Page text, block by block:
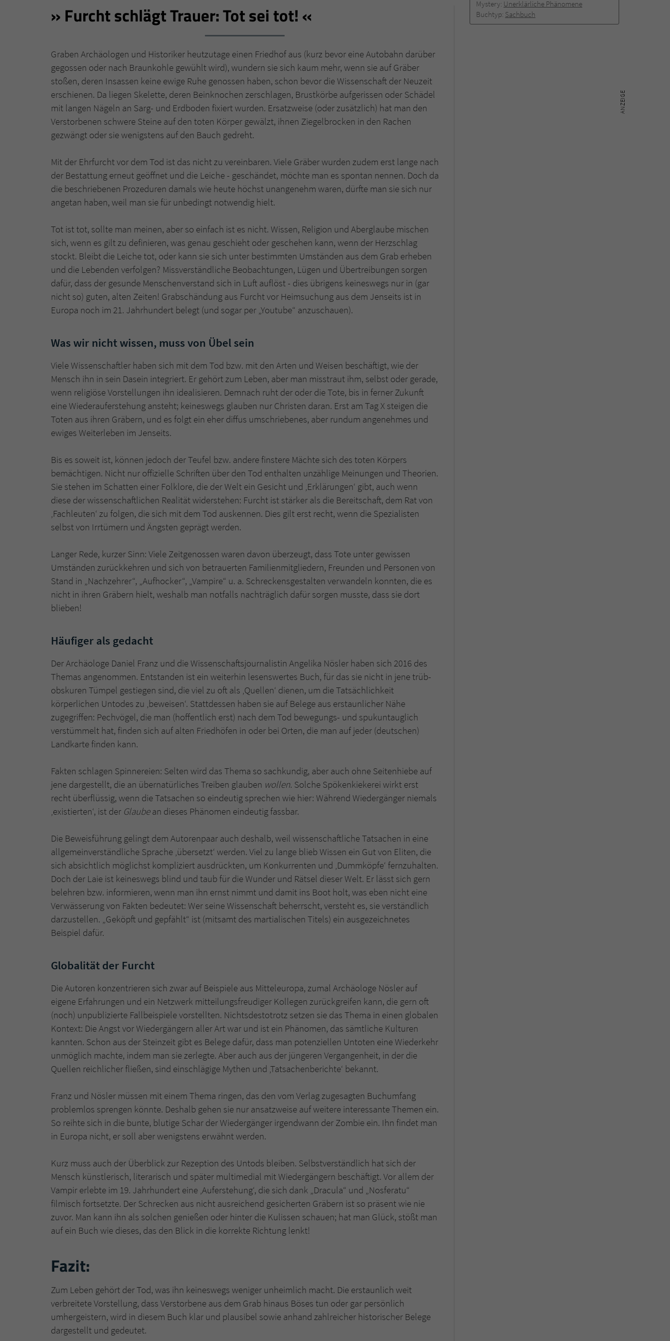
Mystery: Unerklärliche Phänomene
Buchtyp: Sachbuch
Furcht schlägt Trauer: Tot sei tot!
Graben Archäologen und Historiker heutzutage einen Friedhof aus (kurz bevor eine Autobahn darüber
gegossen oder nach Braunkohle gewühlt wird), wundern sie sich kaum mehr, wenn sie auf Gräber
stoßen, deren Insassen keine ewige Ruhe genossen haben, schon bevor die Wissenschaft der Neuzeit
erschienen. Da liegen Skelette, deren Beinknochen zerschlagen, Brustkörbe aufgerissen oder Schädel
mit langen Nägeln an Sarg- und Erdboden fixiert wurden. Ersatzweise (oder zusätzlich) hat man den
Verstorbenen schwere Steine auf den toten Körper gewälzt, ihnen Ziegelbrocken in den Rachen
gezwängt oder sie wenigstens auf den Bauch gedreht.
Mit der Ehrfurcht vor dem Tod ist das nicht zu vereinbaren. Viele Gräber wurden zudem erst lange nach
der Bestattung erneut geöffnet und die Leiche - geschändet, möchte man es spontan nennen. Doch da
die beschriebenen Prozeduren damals wie heute höchst unangenehm waren, dürfte man sie sich nur
angetan haben, weil man sie für unbedingt notwendig hielt.
Tot ist tot, sollte man meinen, aber so einfach ist es nicht. Wissen, Religion und Aberglaube mischen
sich, wenn es gilt zu definieren, was genau geschieht oder geschehen kann, wenn der Herzschlag
stockt. Bleibt die Leiche tot, oder kann sie sich unter bestimmten Umständen aus dem Grab erheben
und die Lebenden verfolgen? Missverständliche Beobachtungen, Lügen und Übertreibungen sorgen
dafür, dass der gesunde Menschenverstand sich in Luft auflöst - dies übrigens keineswegs nur in (gar
nicht so) guten, alten Zeiten! Grabschändung aus Furcht vor Heimsuchung aus dem Jenseits ist in
Europa noch im 21. Jahrhundert belegt (und sogar per „Youtube“ anzuschauen).
Was wir nicht wissen, muss von Übel sein
Viele Wissenschaftler haben sich mit dem Tod bzw. mit den Arten und Weisen beschäftigt, wie der
Mensch ihn in sein Dasein integriert. Er gehört zum Leben, aber man misstraut ihm, selbst oder gerade,
wenn religiöse Vorstellungen ihn idealisieren. Demnach ruht der oder die Tote, bis in ferner Zukunft
eine Wiederauferstehung ansteht; keineswegs glauben nur Christen daran. Erst am Tag X steigen die
Toten aus ihren Gräbern, und es folgt ein eher diffus umschriebenes, aber rundum angenehmes und
ewiges Weiterleben im Jenseits.
Bis es soweit ist, können jedoch der Teufel bzw. andere finstere Mächte sich des toten Körpers
bemächtigen. Nicht nur offizielle Schriften über den Tod enthalten unzählige Meinungen und Theorien.
Sie stehen im Schatten einer Folklore, die der Welt ein Gesicht und ‚Erklärungen‘ gibt, auch wenn
diese der wissenschaftlichen Realität widerstehen: Furcht ist stärker als die Bereitschaft, dem Rat von
‚Fachleuten‘ zu folgen, die sich mit dem Tod auskennen. Dies gilt erst recht, wenn die Spezialisten
selbst von Irrtümern und Ängsten geprägt werden.
Langer Rede, kurzer Sinn: Viele Zeitgenossen waren davon überzeugt, dass Tote unter gewissen
Umständen zurückkehren und sich von betrauerten Familienmitgliedern, Freunden und Personen von
Stand in „Nachzehrer“, „Aufhocker“, „Vampire“ u. a. Schreckensgestalten verwandeln konnten, die es
nicht in ihren Gräbern hielt, weshalb man notfalls nachträglich dafür sorgen musste, dass sie dort
blieben!
Häufiger als gedacht
Der Archäologe Daniel Franz und die Wissenschaftsjournalistin Angelika Nösler haben sich 2016 des
Themas angenommen. Entstanden ist ein weiterhin lesenswertes Buch, für das sie nicht in jene trüb-
obskuren Tümpel gestiegen sind, die viel zu oft als ‚Quellen‘ dienen, um die Tatsächlichkeit
körperlichen Untodes zu ‚beweisen‘. Stattdessen haben sie auf Belege aus erstaunlicher Nähe
zugegriffen: Pechvögel, die man (hoffentlich erst) nach dem Tod bewegungs- und spukuntauglich
verstümmelt hat, finden sich auf alten Friedhöfen in oder bei Orten, die man auf jeder (deutschen)
Landkarte finden kann.
Fakten schlagen Spinnereien: Selten wird das Thema so sachkundig, aber auch ohne Seitenhiebe auf
jene dargestellt, die an übernatürliches Treiben glauben wollen. Solche Spökenkiekerei wirkt erst
recht überflüssig, wenn die Tatsachen so eindeutig sprechen wie hier: Während Wiedergänger niemals
‚existierten‘, ist der Glaubean dieses Phänomen eindeutig fassbar.
Die Beweisführung gelingt dem Autorenpaar auch deshalb, weil wissenschaftliche Tatsachen in eine
allgemeinverständliche Sprache ‚übersetzt‘ werden. Viel zu lange blieb Wissen ein Gut von Eliten, die
sich absichtlich möglichst kompliziert ausdrückten, um Konkurrenten und ‚Dummköpfe‘ fernzuhalten.
Doch der Laie ist keineswegs blind und taub für die Wunder und Rätsel dieser Welt. Er lässt sich gern
belehren bzw. informieren, wenn man ihn ernst nimmt und damit ins Boot holt, was eben nicht eine
Verwässerung von Fakten bedeutet: Wer seine Wissenschaft beherrscht, versteht es, sie verständlich
darzustellen. „Geköpft und gepfählt“ ist (mitsamt des martialischen Titels) ein ausgezeichnetes
Beispiel dafür.
Globalität der Furcht
Die Autoren konzentrieren sich zwar auf Beispiele aus Mitteleuropa, zumal Archäologe Nösler auf
eigene Erfahrungen und ein Netzwerk mitteilungsfreudiger Kollegen zurückgreifen kann, die gern oft
(noch) unpublizierte Fallbeispiele vorstellten. Nichtsdestotrotz setzen sie das Thema in einen globalen
Kontext: Die Angst vor Wiedergängern aller Art war und ist ein Phänomen, das sämtliche Kulturen
kannten. Schon aus der Steinzeit gibt es Belege dafür, dass man potenziellen Untoten eine Wiederkehr
unmöglich machte, indem man sie zerlegte. Aber auch aus der jüngeren Vergangenheit, in der die
Quellen reichlicher fließen, sind einschlägige Mythen und ‚Tatsachenberichte‘ bekannt.
Franz und Nösler müssen mit einem Thema ringen, das den vom Verlag zugesagten Buchumfang
problemlos sprengen könnte. Deshalb gehen sie nur ansatzweise auf weitere interessante Themen ein.
So reihte sich in die bunte, blutige Schar der Wiedergänger irgendwann der Zombie ein. Ihn findet man
in Europa nicht, er soll aber wenigstens erwähnt werden.
Kurz muss auch der Überblick zur Rezeption des Untods bleiben. Selbstverständlich hat sich der
Mensch künstlerisch, literarisch und später multimedial mit Wiedergängern beschäftigt. Vor allem der
Vampir erlebte im 19. Jahrhundert eine ‚Auferstehung‘, die sich dank „Dracula“ und „Nosferatu“
filmisch fortsetzte. Der Schrecken aus nicht ausreichend gesicherten Gräbern ist so präsent wie nie
zuvor. Man kann ihn als solchen genießen oder hinter die Kulissen schauen; hat man Glück, stößt man
auf ein Buch wie dieses, das den Blick in die korrekte Richtung lenkt!
Fazit:
Zum Leben gehört der Tod, was ihn keineswegs weniger unheimlich macht. Die erstaunlich weit
verbreitete Vorstellung, dass Verstorbene aus dem Grab hinaus Böses tun oder gar persönlich
umhergeistern, wird in diesem Buch klar und plausibel sowie anhand zahlreicher historischer Belege
dargestellt und gedeutet.
Name tx_pwcomments_ahash
Laufzeit 1 Jahr
Zweck Cookie für Kommentare einzelner Buchtitel
Name fe_typo_user
Laufzeit Session
Dieses Cookie gewährleistet die Kommunikation der
überprüfen.